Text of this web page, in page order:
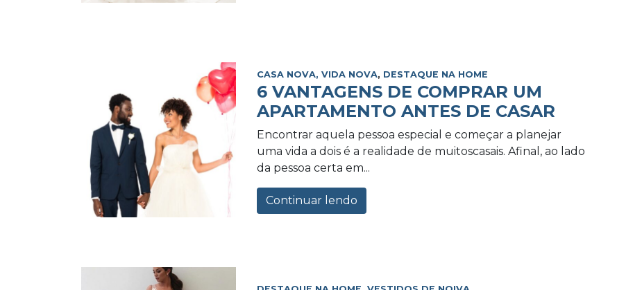
CASA NOVA, VIDA NOVA, DESTAQUE NA HOME
6 VANTAGENS DE COMPRAR UM
APARTAMENTO ANTES DE CASAR
Encontrar aquela pessoa especial e começar a planejar
uma vida a dois é a realidade de muitoscasais. Afinal, ao lado
da pessoa certa em...
Continuar lendo